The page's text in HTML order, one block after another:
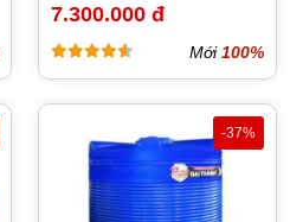
7.300.000 đ
Mới100%
-37%